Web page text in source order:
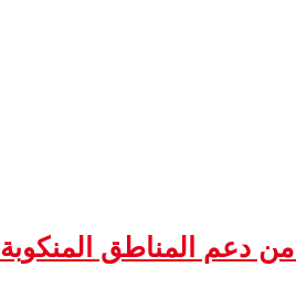
دعم المناطق المنكوبة